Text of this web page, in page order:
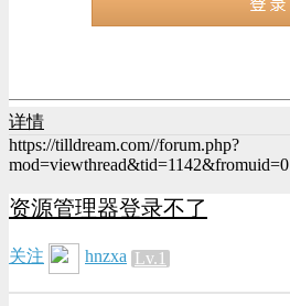
详情
https://tilldream.com//forum.php?
mod=viewthread&tid=1142&fromuid=0
资源管理器登录不了
关注 hnzxa Lv.1